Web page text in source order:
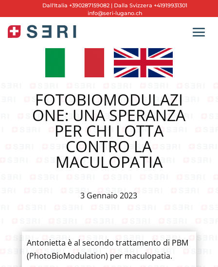
Dall'Italia +390287159082 | Dalla Svizzera +41919931301
info@seri-lugano.ch
FOTOBIOMODULAZI
ONE: UNA SPERANZA
PER CHI LOTTA
CONTRO LA
MACULOPATIA
3 Gennaio 2023
Antonietta è al secondo trattamento di PBM
(PhotoBioModulation) per maculopatia.